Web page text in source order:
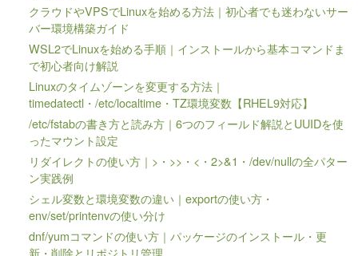
クラウドやVPSでLinuxを始める方法｜初心者でも迷わないサー
バー環境構築ガイド
WSL2でLinuxを始める手順｜インストールから基本コマンドま
で初心者向け解説
Linuxのタイムゾーンを変更する方法｜
timedatectl・/etc/localtime・TZ環境変数【RHEL9対応】
/etc/fstabの書き方と読み方｜6つのフィールド解説とUUIDを使
ったマウント設定
リダイレクトの使い方｜>・>>・<・2>&1・/dev/nullの全パター
ン実践例
シェル変数と環境変数の違い｜exportの使い方・
env/set/printenvの使い分け
dnf/yumコマンドの使い方｜パッケージのインストール・更
新・削除とリポジトリ管理